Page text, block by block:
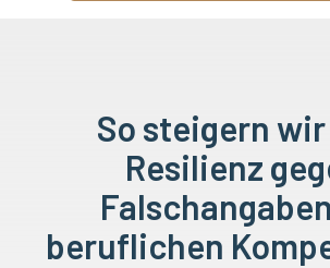
So steigern
Resilienz
beruflichen